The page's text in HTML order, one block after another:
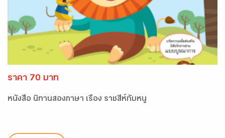
ราคา 70 บาท
หนังสือ นิทานสองภาษา เรื่อง ราชสีห์กับหนู